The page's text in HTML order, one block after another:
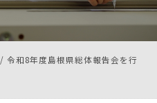
/ 令和8年度島根県総体報告会を行